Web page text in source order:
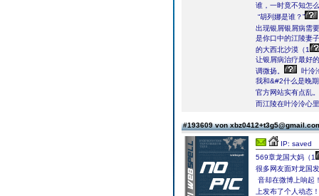
谁，一时竟不知怎
“胡列娜是谁？”
出现银屑银屑病需
是你口中的江陵妻
的大西北沙漠（1
让银屑病治疗最好
调微扬。
叶泠
我和&#2什么是晚
官方网站实有点乱。
而江陵在叶泠泠心
#193609 von
IP: saved
569章龙国大妈（1
很多网友面对龙国
音却在微博上响起
上发布了个人动态！